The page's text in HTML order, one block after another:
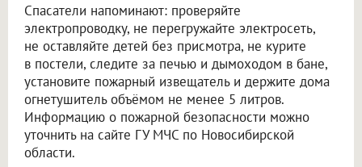
Спасатели напоминают: проверяйте
электропроводку, не перегружайте электросеть,
не оставляйте детей без присмотра, не курите
в постели, следите за печью и дымоходом в бане,
установите пожарный извещатель и держите дома
огнетушитель объёмом не менее 5 литров.
Информацию о пожарной безопасности можно
уточнить на сайте ГУ МЧС по Новосибирской
области.